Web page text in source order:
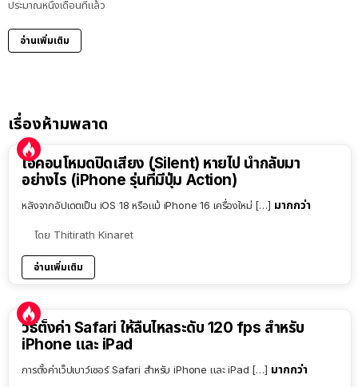
ประมาณหนึ่งเดือนที่แล้ว
อ่านเพิ่มเติม
เรื่องห้ามพลาด
ไอคอนโหมดปิดเสียง (Silent) หายไป นำกลับมา
อย่างไร (iPhone รุ่นที่มีปุ่ม Action)
หลังจากอัปเดตเป็น iOS 18 หรือแม้ iPhone 16 เครื่องใหม่ […] มากกว่า
โดย Thitirath Kinaret
อ่านเพิ่มเติม
วิธีตั้งค่า Safari ให้ลื่นไหลระดับ 120 fps สำหรับ
iPhone และ iPad
การตั้งค่าเว็ปเบาว์เซอร์ Safari สำหรับ iPhone และ iPad […] มากกว่า